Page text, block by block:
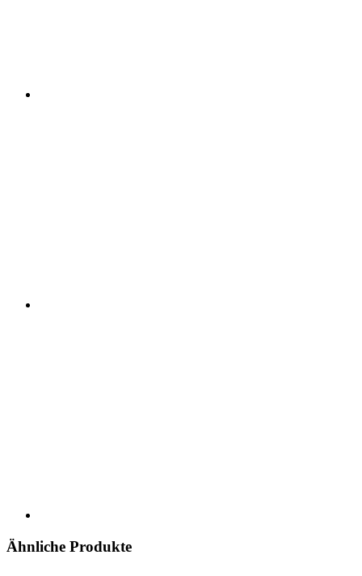
Ähnliche Produkte